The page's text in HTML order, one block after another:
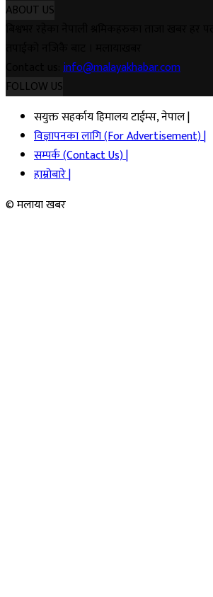
ABOUT US
info@malayakhabar.com
FOLLOW US
सयुक्त सहर्काय हिमालय टाईम्स, नेपाल |
विज्ञापनका लागि (For Advertisement) |
सम्पर्क (Contact Us) |
हाम्रोबारे |
© मलाया खबर